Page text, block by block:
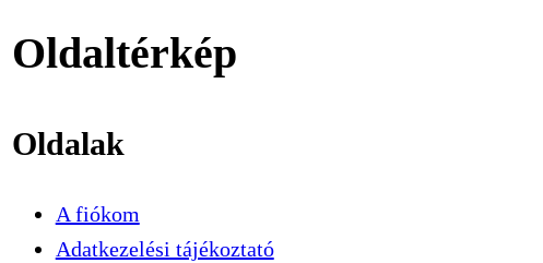
Oldaltérkép
Oldalak
A fiókom
Adatkezelési tájékoztató